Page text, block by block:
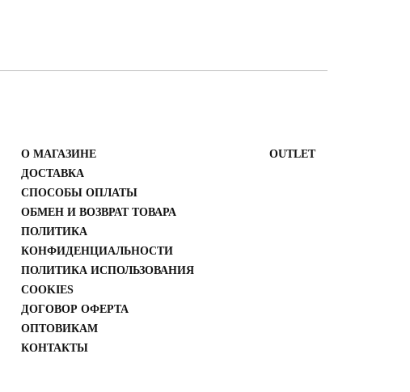
О МАГАЗИНЕ
ДОСТАВКА
СПОСОБЫ ОПЛАТЫ
ОБМЕН И ВОЗВРАТ ТОВАРА
ПОЛИТИКА
КОНФИДЕНЦИАЛЬНОСТИ
ПОЛИТИКА ИСПОЛЬЗОВАНИЯ
COOKIES
ДОГОВОР ОФЕРТА
ОПТОВИКАМ
КОНТАКТЫ
ОUTLET